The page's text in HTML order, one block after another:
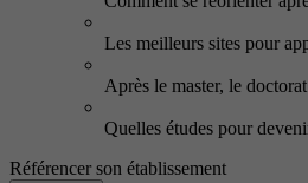
Les meilleurs sites pour
Après le master, le
Quelles études pour
Référencer son établissement